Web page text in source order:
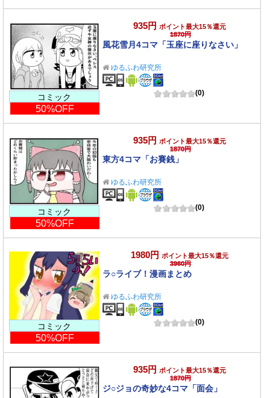
コミック
50%OFF
935円 ポイント最大15％還元
1870円
風花雪月4コマ「玉座に座りなさい」
ゆるふわ研究所
(0)
コミック
50%OFF
935円 ポイント最大15％還元
1870円
東方4コマ「お賽銭」
ゆるふわ研究所
(0)
コミック
50%OFF
1980円 ポイント最大15％還元
3960円
ラ○ライブ！漫画まとめ
ゆるふわ研究所
(0)
935円 ポイント最大15％還元
1870円
ジ○ジョの奇妙な4コマ「面会」